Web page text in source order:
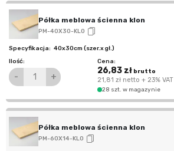
Półka meblowa ścienna klon
PM-40X30-KLO
40x30cm (szer.x gł.)
- +
26,83 złbrutto
21,81 złnetto + 23% VAT
28 szt. w magazynie
Półka meblowa ścienna klon
PM-60X14-KLO